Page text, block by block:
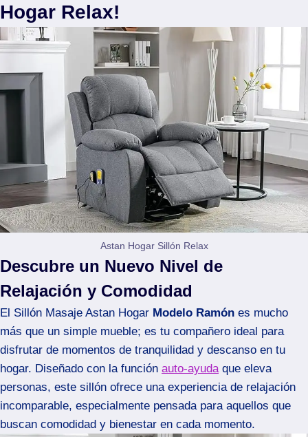
Hogar Relax!
Astan Hogar Sillón Relax
Descubre un Nuevo Nivel de
Relajación y Comodidad
El Sillón Masaje Astan Hogar Modelo Ramón es mucho
más que un simple mueble; es tu compañero ideal para
disfrutar de momentos de tranquilidad y descanso en tu
hogar. Diseñado con la función auto-ayudaque eleva
personas, este sillón ofrece una experiencia de relajación
incomparable, especialmente pensada para aquellos que
buscan comodidad y bienestar en cada momento.